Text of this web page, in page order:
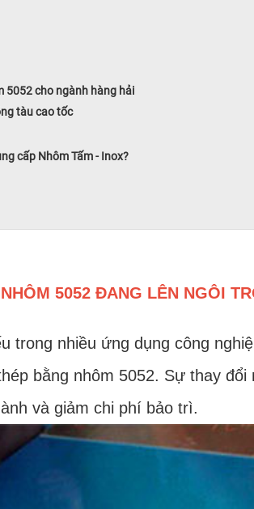
5052 cho ngành hàng hải
tàu cao tốc
cấp Nhôm Tấm - Inox?
5052 ĐANG LÊN NGÔI
trong nhiều ứng dụng công
bằng nhôm 5052. Sự thay
và giảm chi phí bảo trì.